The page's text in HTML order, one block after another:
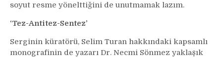
soyut resme yönelttiğini de unutmamak lazım.
‘Tez-Antitez-Sentez’
Serginin küratörü, Selim Turan hakkındaki kapsamlı
monografinin de yazarı Dr. Necmi Sönmez yaklaşık